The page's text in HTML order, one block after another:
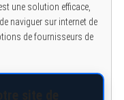
une solution efficace,
naviguer sur internet de
de fournisseurs de